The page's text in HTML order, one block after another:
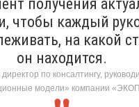
получения
чтобы каждый
на какой
он находится.
по консалтингу,
модели» компании